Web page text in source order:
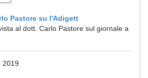
Pastore su l'Adigett
al dott. Carlo Pastore sul giornale a
2019